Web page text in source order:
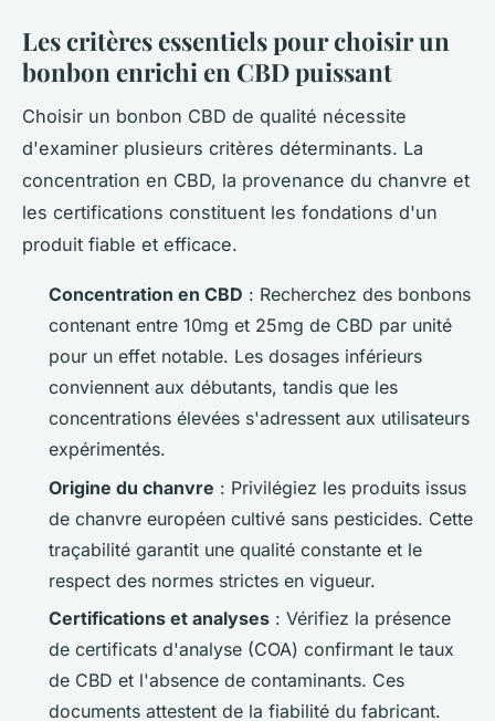
Les critères essentiels pour choisir un
bonbon enrichi en CBD puissant
Choisir un bonbon CBD de qualité nécessite
d'examiner plusieurs critères déterminants. La
concentration en CBD, la provenance du chanvre et
les certifications constituent les fondations d'un
produit fiable et efficace.
Concentration en CBD : Recherchez des bonbons
contenant entre 10mg et 25mg de CBD par unité
pour un effet notable. Les dosages inférieurs
conviennent aux débutants, tandis que les
concentrations élevées s'adressent aux utilisateurs
expérimentés.
Origine du chanvre : Privilégiez les produits issus
de chanvre européen cultivé sans pesticides. Cette
traçabilité garantit une qualité constante et le
respect des normes strictes en vigueur.
Certifications et analyses : Vérifiez la présence
de certificats d'analyse (COA) confirmant le taux
de CBD et l'absence de contaminants. Ces
documents attestent de la fiabilité du fabricant.